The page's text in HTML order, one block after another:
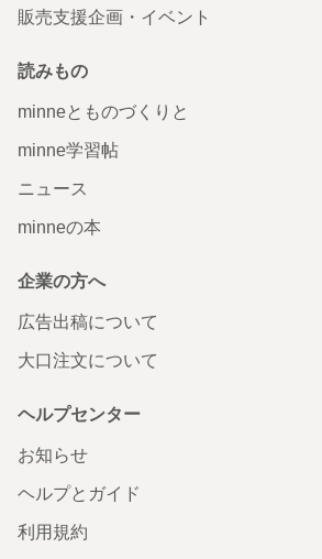
販売支援企画・イベント
読みもの
minneとものづくりと
minne学習帖
ニュース
minneの本
企業の方へ
広告出稿について
大口注文について
ヘルプセンター
お知らせ
ヘルプとガイド
利用規約